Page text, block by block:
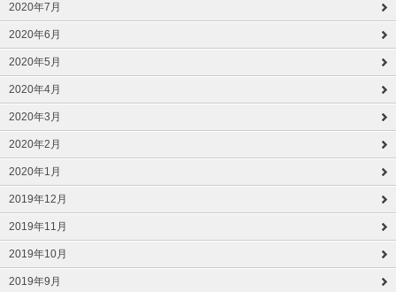
2020年7月
2020年6月
2020年5月
2020年4月
2020年3月
2020年2月
2020年1月
2019年12月
2019年11月
2019年10月
2019年9月